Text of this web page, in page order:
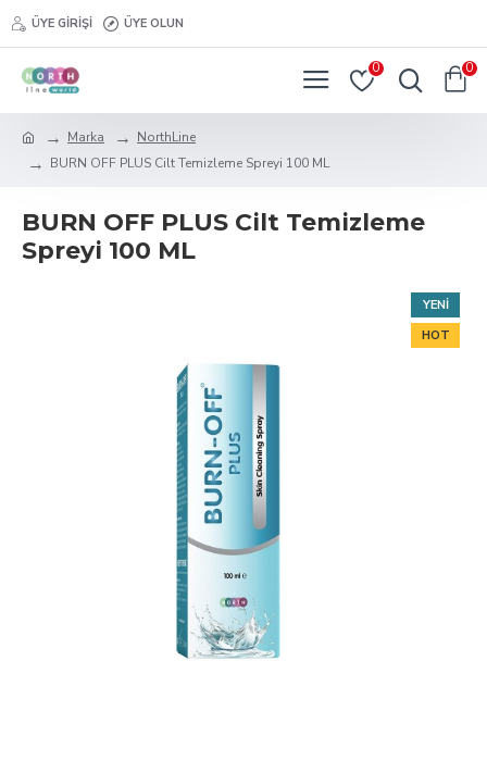
ÜYE GIRIŞI ÜYE OLUN
0 0
Marka
NorthLine
BURN OFF PLUS Cilt Temizleme Spreyi 100 ML
BURN OFF PLUS Cilt Temizleme
Spreyi 100 ML
YENI
HOT